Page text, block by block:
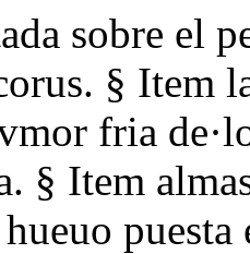
sobre el
§ Item
fria
§ Item